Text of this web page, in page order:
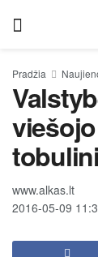
Pradžia
www.alkas.lt
2016-05-09